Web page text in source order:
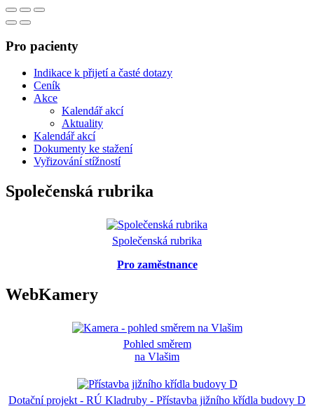
Pro pacienty
Indikace k přijetí a časté dotazy
Ceník
Akce
Kalendář akcí
Aktuality
Kalendář akcí
Dokumenty ke stažení
Vyřizování stížností
Společenská rubrika
Společenská rubrika
Pro zaměstnance
WebKamery
Pohled směrem
na Vlašim
Dotační projekt - RÚ Kladruby - Přístavba jižního křídla budovy D